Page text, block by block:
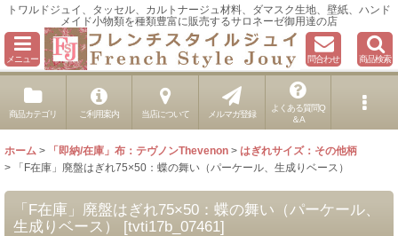
トワルドジュイ、タッセル、カルトナージュ材料、ダマスク生地、壁紙、ハンド
メイド小物類を種類豊富に販売するサロネーゼ御用達の店
メニュー 問合わせ 商品検索
商品カテゴリ ご利用案内 当店について メルマガ登録
よくある質問Q
＆A
ホーム > 「即納/在庫」布：テヴノンThevenon > はぎれサイズ：その他柄
>
「F在庫」廃盤はぎれ75×50：蝶の舞い（パーケール、生成りベース）
「F在庫」廃盤はぎれ75×50：蝶の舞い（パーケール、
生成りベース）
[tvti17b_07461]